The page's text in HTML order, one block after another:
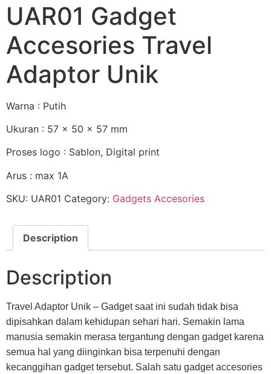
UAR01 Gadget
Accesories Travel
Adaptor Unik
Warna : Putih
Ukuran : 57 x 50 x 57 mm
Proses logo : Sablon, Digital print
Arus : max 1A
SKU: UAR01 Category: Gadgets Accesories
Description
Description
Travel Adaptor Unik – Gadget saat ini sudah tidak bisa
dipisahkan dalam kehidupan sehari hari. Semakin lama
manusia semakin merasa tergantung dengan gadget karena
semua hal yang diinginkan bisa terpenuhi dengan
kecanggihan gadget tersebut. Salah satu gadget accesories